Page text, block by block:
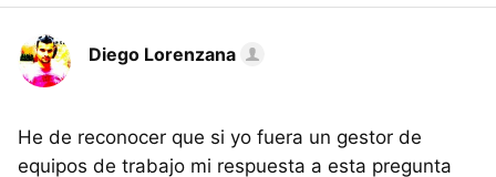
Diego Lorenzana
He de reconocer que si yo fuera un gestor de
equipos de trabajo mi respuesta a esta pregunta